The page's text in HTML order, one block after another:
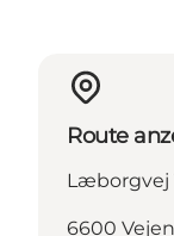
Route
Læborgvej
6600 Vejen